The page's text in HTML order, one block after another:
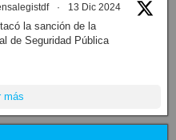
· 13 Dic 2024
la sanción de la
de Seguridad Pública
más